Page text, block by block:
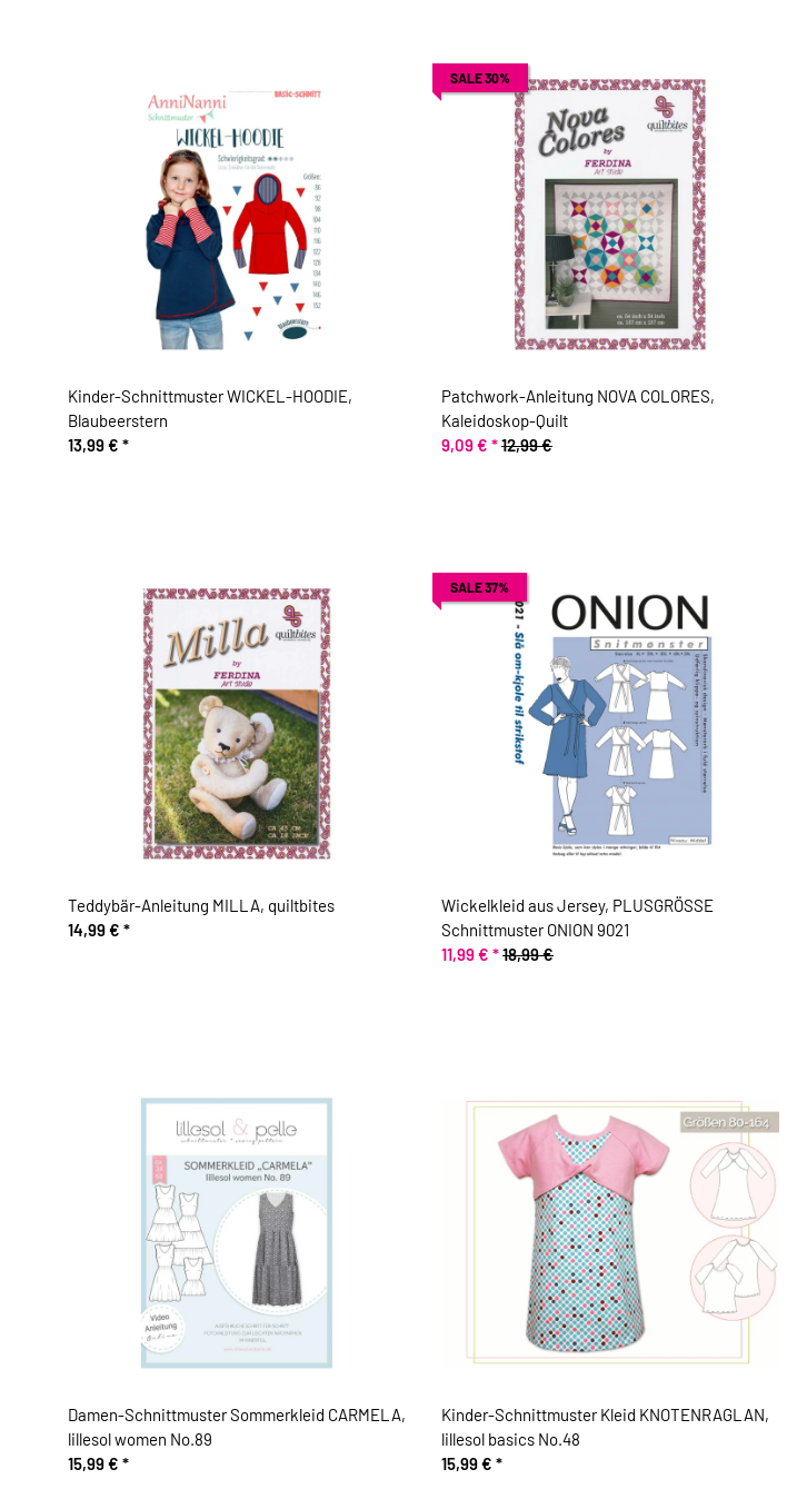
Kinder-Schnittmuster WICKEL-HOODIE,
Blaubeerstern
13,99 € *
SALE 30%
Patchwork-Anleitung NOVA COLORES,
Kaleidoskop-Quilt
9,09 € *12,99 €
Teddybär-Anleitung MILLA, quiltbites
14,99 € *
SALE 37%
Wickelkleid aus Jersey, PLUSGRÖSSE
Schnittmuster ONION 9021
11,99 € *18,99 €
Damen-Schnittmuster Sommerkleid CARMELA,
lillesol women No.89
15,99 € *
Kinder-Schnittmuster Kleid KNOTENRAGLAN,
lillesol basics No.48
15,99 € *